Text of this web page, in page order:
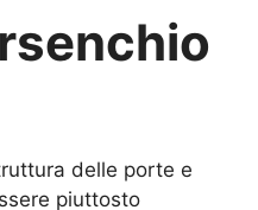
delle porte e
piuttosto